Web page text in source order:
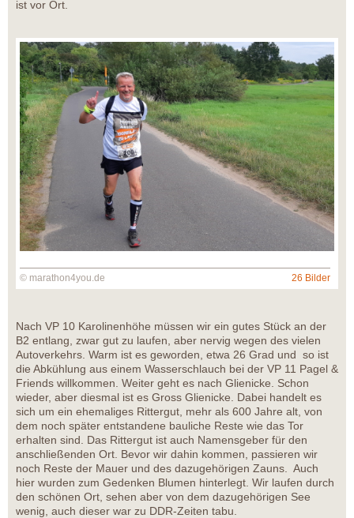
ist vor Ort.
© marathon4you.de 26 Bilder
Nach VP 10 Karolinenhöhe müssen wir ein gutes Stück an der
B2 entlang, zwar gut zu laufen, aber nervig wegen des vielen
Autoverkehrs. Warm ist es geworden, etwa 26 Grad und so ist
die Abkühlung aus einem Wasserschlauch bei der VP 11 Pagel &
Friends willkommen. Weiter geht es nach Glienicke. Schon
wieder, aber diesmal ist es Gross Glienicke. Dabei handelt es
sich um ein ehemaliges Rittergut, mehr als 600 Jahre alt, von
dem noch später entstandene bauliche Reste wie das Tor
erhalten sind. Das Rittergut ist auch Namensgeber für den
anschließenden Ort. Bevor wir dahin kommen, passieren wir
noch Reste der Mauer und des dazugehörigen Zauns. Auch
hier wurden zum Gedenken Blumen hinterlegt. Wir laufen durch
den schönen Ort, sehen aber von dem dazugehörigen See
wenig, auch dieser war zu DDR-Zeiten tabu.